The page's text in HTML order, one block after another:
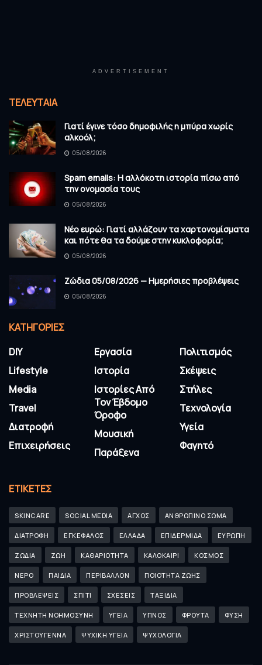
ADVERTISEMENT
ΤΕΛΕΥΤΑΊΑ
Γιατί έγινε τόσο δημοφιλής η μπύρα χωρίς
αλκοόλ;
05/08/2026
Spam emails: Η αλλόκοτη ιστορία πίσω από
την ονομασία τους
05/08/2026
Νέο ευρώ: Γιατί αλλάζουν τα χαρτονομίσματα
και πότε θα τα δούμε στην κυκλοφορία;
05/08/2026
Ζώδια 05/08/2026 — Ημερήσιες προβλέψεις
05/08/2026
KΑΤΗΓΟΡΊΕΣ
DIY
Lifestyle
Media
Travel
Διατροφή
Επιχειρήσεις
Εργασία
Ιστορία
Ιστορίες Από
Τον Έβδομο
Όροφο
Μουσική
Παράξενα
Πολιτισμός
Σκέψεις
Στήλες
Τεχνολογία
Υγεία
Φαγητό
ΕΤΙΚΈΤΕΣ
SKINCARE SOCIAL MEDIA ΑΓΧΟΣ ΑΝΘΡΩΠΙΝΟ ΣΩΜΑ
ΔΙΑΤΡΟΦΗ ΕΓΚΕΦΑΛΟΣ ΕΛΛΑΔΑ ΕΠΙΔΕΡΜΙΔΑ ΕΥΡΩΠΗ
ΖΩΔΙΑ ΖΩΗ ΚΑΘΑΡΙΟΤΗΤΑ ΚΑΛΟΚΑΙΡΙ ΚΟΣΜΟΣ
ΝΕΡΟ ΠΑΙΔΙΑ ΠΕΡΙΒΑΛΛΟΝ ΠΟΙΟΤΗΤΑ ΖΩΗΣ
ΠΡΟΒΛΕΨΕΙΣ ΣΠΙΤΙ ΣΧΕΣΕΙΣ ΤΑΞΙΔΙΑ
ΤΕΧΝΗΤΗ ΝΟΗΜΟΣΥΝΗ ΥΓΕΙΑ ΥΠΝΟΣ ΦΡΟΥΤΑ ΦΥΣΗ
ΧΡΙΣΤΟΥΓΕΝΝΑ ΨΥΧΙΚΗ ΥΓΕΙΑ ΨΥΧΟΛΟΓΙΑ